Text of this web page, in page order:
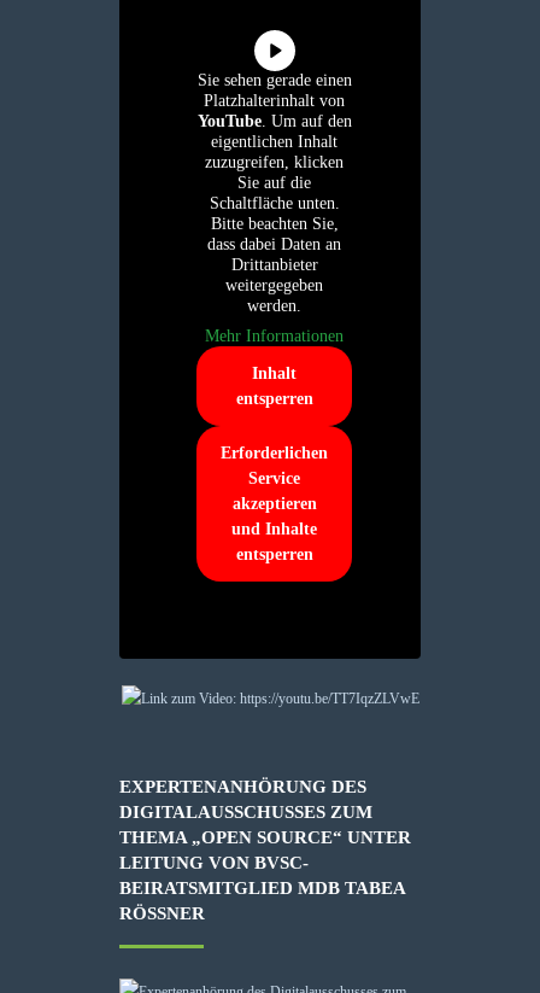
Sie sehen gerade einen
Platzhalterinhalt von
YouTube. Um auf den
eigentlichen Inhalt
zuzugreifen, klicken
Sie auf die
Schaltfläche unten.
Bitte beachten Sie,
dass dabei Daten an
Drittanbieter
weitergegeben
werden.
Mehr Informationen
Inhalt
entsperren
Erforderlichen
Service
akzeptieren
und Inhalte
entsperren
EXPERTENANHÖRUNG DES
DIGITALAUSSCHUSSES ZUM
THEMA „OPEN SOURCE“ UNTER
LEITUNG VON BVSC-
BEIRATSMITGLIED MDB TABEA
RÖSSNER